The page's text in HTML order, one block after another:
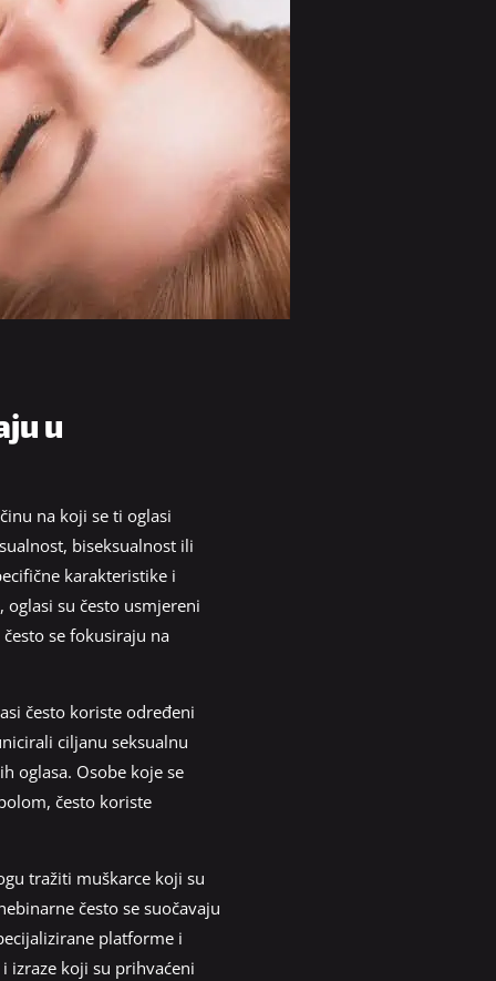
u
na koji se ti oglasi
biseksualnost ili
karakteristike i
su često usmjereni
se fokusiraju na
često koriste određeni
ciljanu seksualnu
oglasa. Osobe koje se
često koriste
tražiti muškarce koji su
često se suočavaju
platforme i
izraze koji su prihvaćeni